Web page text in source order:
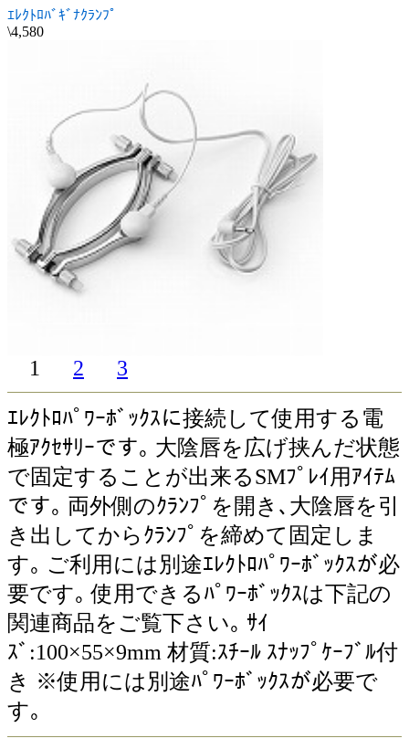
ｴﾚｸﾄﾛﾊﾞｷﾞﾅｸﾗﾝﾌﾟ
\4,580
1 2 3
ｴﾚｸﾄﾛﾊﾟﾜｰﾎﾞｯｸｽに接続して使用する電
極ｱｸｾｻﾘｰです｡ 大陰唇を広げ挟んだ状態
で固定することが出来るSMﾌﾟﾚｲ用ｱｲﾃﾑ
です｡ 両外側のｸﾗﾝﾌﾟを開き､大陰唇を引
き出してからｸﾗﾝﾌﾟを締めて固定しま
す｡ ご利用には別途ｴﾚｸﾄﾛﾊﾟﾜｰﾎﾞｯｸｽが必
要です｡ 使用できるﾊﾟﾜｰﾎﾞｯｸｽは下記の
関連商品をご覧下さい｡ ｻｲ
ｽﾞ:100×55×9mm 材質:ｽﾁｰﾙ ｽﾅｯﾌﾟｹｰﾌﾞﾙ付
き ※使用には別途ﾊﾟﾜｰﾎﾞｯｸｽが必要で
す｡